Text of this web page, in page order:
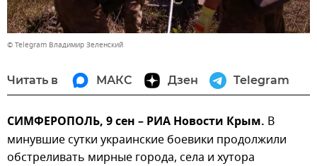
© Telegram Владимир Зеленский
Читать в МАКС Дзен Telegram
СИМФЕРОПОЛЬ, 9 сен – РИА Новости Крым. В
минувшие сутки украинские боевики продолжили
обстреливать мирные города, села и хутора